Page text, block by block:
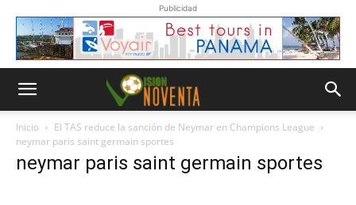
Publicidad
Inicio
El TAS reduce la sanción de Neymar en Champions League
neymar paris saint germain sportes
neymar paris saint germain sportes